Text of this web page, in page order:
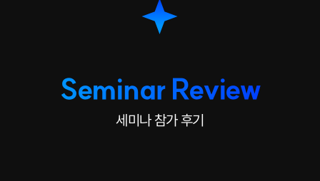
Seminar Review
세미나 참가 후기